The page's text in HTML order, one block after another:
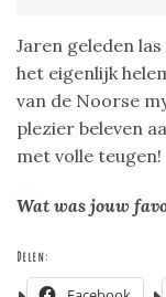
Jaren geleden las
het eigenlijk
van de Noorse
plezier beleven
met volle teugen!
Wat was jouw
Delen: